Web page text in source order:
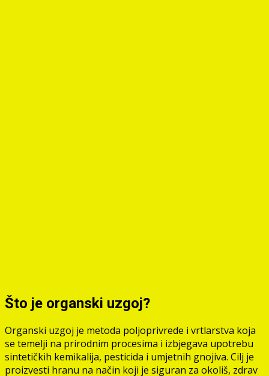
Što je organski uzgoj?
Organski uzgoj je metoda poljoprivrede i vrtlarstva koja
se temelji na prirodnim procesima i izbjegava upotrebu
sintetičkih kemikalija, pesticida i umjetnih gnojiva. Cilj je
proizvesti hranu na način koji je siguran za okoliš, zdrav